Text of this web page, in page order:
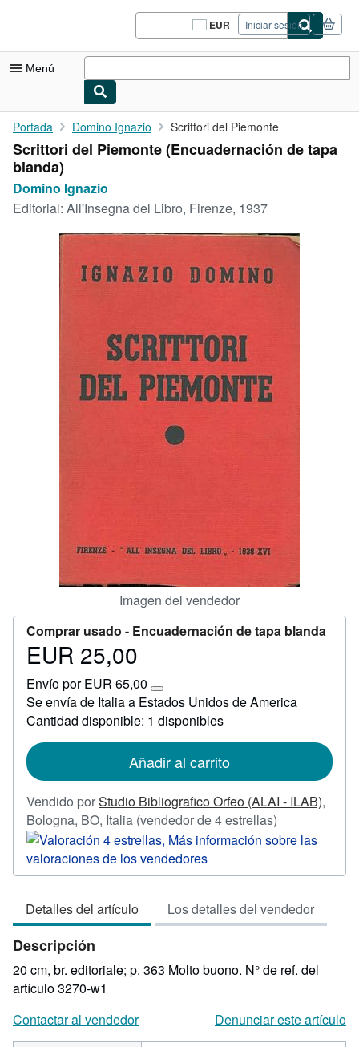
Pasar al contenido principal
EUR
Preferencias
de
del
Iniciar sesión
Menú
Mi cuenta
Consultar mis pedidos
Cerrar sesión
Búsqueda avanzada
Colecciones
Libros antiguos
Comenzar a vender
CERRAR
Portada Domino Ignazio Scrittori del Piemonte
Scrittori del Piemonte (Encuadernación de tapa
blanda)
Domino Ignazio
Editorial: All'Insegna del Libro, Firenze, 1937
Imagen del vendedor
Comprar usado - Encuadernación de tapa blanda
Precio
25,00
EUR 25,00
Envío por EUR 65,00
Más
información
sobre
tarifas
envío
Se envía de Italia a Estados Unidos de America
Cantidad disponible: 1 disponibles
Añadir al carrito
Vendido porStudio Bibliografico Orfeo (ALAI - ILAB),
Bologna, BO, Italia (vendedor de 4 estrellas)
del
4
5
estrellas
Detalles del artículo Los detalles del vendedor
Descripción
20 cm, br. editoriale; p. 363 Molto buono. N° de ref. del
artículo 3270-w1
Contactar al vendedor
Denunciar este artículo